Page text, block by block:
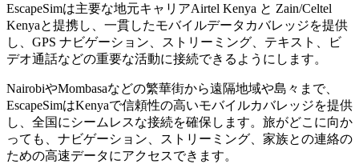
EscapeSimは主要な地元キャリアAirtel Kenya と Zain/Celtel
Kenyaと提携し、一貫したモバイルデータカバレッジを提供
し、GPS ナビゲーション、ストリーミング、テキスト、ビ
デオ通話などの重要な活動に接続できるようにします。
NairobiやMombasaなどの繁華街から遠隔地域や島々まで、
EscapeSimはKenyaで信頼性の高いモバイルカバレッジを提供
し、全国にシームレスな接続を確保します。旅がどこに向か
っても、ナビゲーション、ストリーミング、家族との連絡の
ための高速データにアクセスできます。